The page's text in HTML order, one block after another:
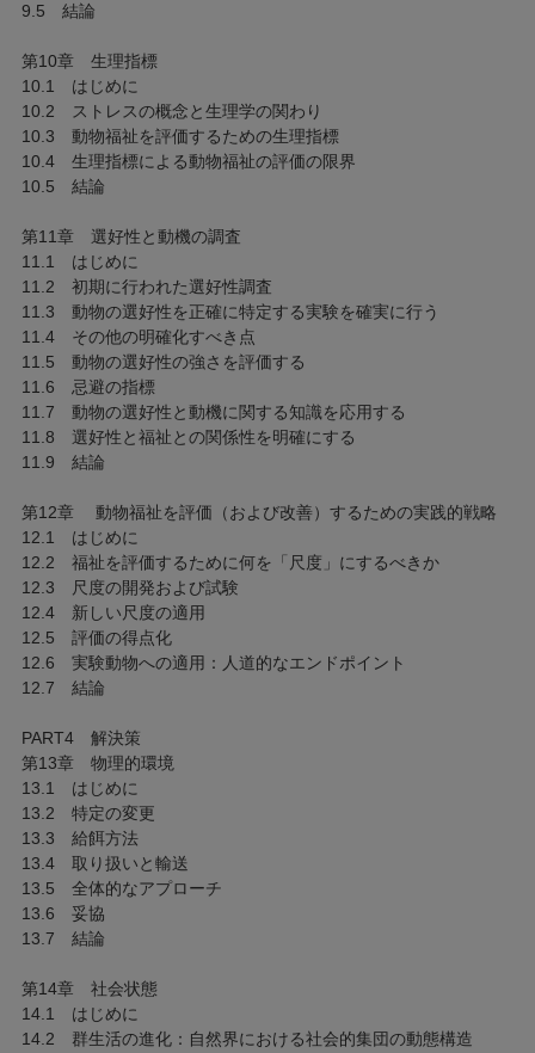
9.5 結論
第10章 生理指標
10.1 はじめに
10.2 ストレスの概念と生理学の関わり
10.3 動物福祉を評価するための生理指標
10.4 生理指標による動物福祉の評価の限界
10.5 結論
第11章 選好性と動機の調査
11.1 はじめに
11.2 初期に行われた選好性調査
11.3 動物の選好性を正確に特定する実験を確実に行う
11.4 その他の明確化すべき点
11.5 動物の選好性の強さを評価する
11.6 忌避の指標
11.7 動物の選好性と動機に関する知識を応用する
11.8 選好性と福祉との関係性を明確にする
11.9 結論
第12章 動物福祉を評価（および改善）するための実践的戦略
12.1 はじめに
12.2 福祉を評価するために何を「尺度」にするべきか
12.3 尺度の開発および試験
12.4 新しい尺度の適用
12.5 評価の得点化
12.6 実験動物への適用：人道的なエンドポイント
12.7 結論
PART4 解決策
第13章 物理的環境
13.1 はじめに
13.2 特定の変更
13.3 給餌方法
13.4 取り扱いと輸送
13.5 全体的なアプローチ
13.6 妥協
13.7 結論
第14章 社会状態
14.1 はじめに
14.2 群生活の進化：自然界における社会的集団の動態構造